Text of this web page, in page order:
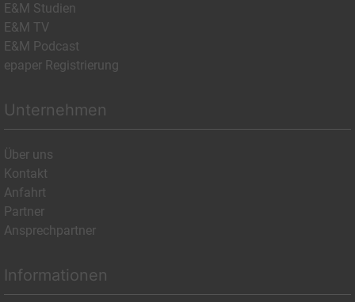
E&M Studien
E&M TV
E&M Podcast
epaper Registrierung
Unternehmen
Über uns
Kontakt
Anfahrt
Partner
Ansprechpartner
Informationen